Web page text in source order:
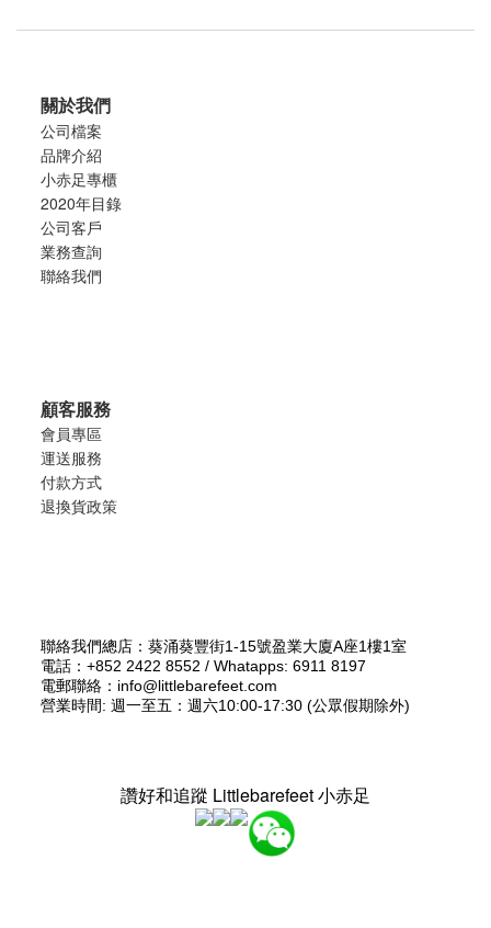
關於我們
公司檔案
品牌介紹
小赤足專櫃
2020年目錄
公司客戶
業務查詢
聯絡我們
顧客服務
會員專區
運送服務
付款方式
退換貨政策
聯絡我們總店：葵涌葵豐街1-15號盈業大廈A座1樓1室
電話：+852 2422 8552 / Whatapps: 6911 8197
電郵聯絡：info@littlebarefeet.com
營業時間: 週一至五：週六10:00-17:30 (公眾假期除外)
讚好和追蹤 Littlebarefeet 小赤足